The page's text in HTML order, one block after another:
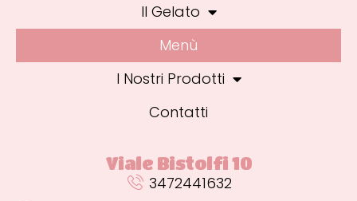
Il Gelato
Menù
I Nostri Prodotti
Contatti
Viale Bistolfi 10
3472441632